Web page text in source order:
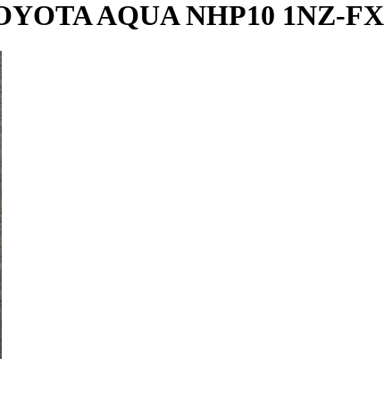
AQUA NHP10 1NZ-